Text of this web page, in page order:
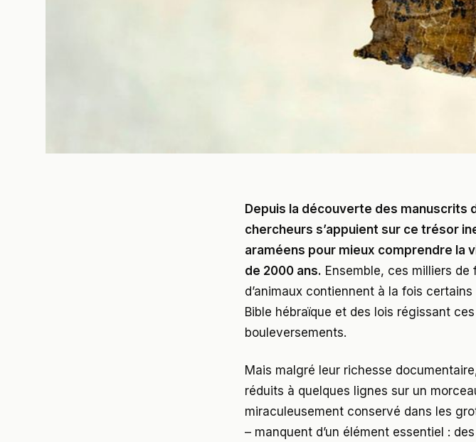
Depuis la découverte des manuscrits
chercheurs s’appuient sur ce trésor
araméens pour mieux comprendre la
de 2000 ans. Ensemble, ces milliers
d’animaux contiennent à la fois
Bible hébraïque et des lois régissant
bouleversements.
Mais malgré leur richesse
réduits à quelques lignes sur un
miraculeusement conservé dans les
– manquent d’un élément essentiel :